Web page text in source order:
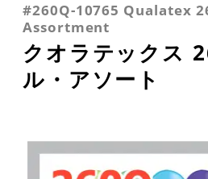
#260Q-10765 Qualatex
Assortment
クオラテックス
ル・アソート